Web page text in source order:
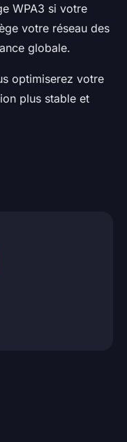
WPA3 si votre
votre réseau des
globale.
optimiserez votre
plus stable et